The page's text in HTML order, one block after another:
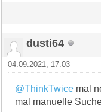
dusti64
04.09.2021, 17:03
@ThinkTwice mal
mal manuelle Suche